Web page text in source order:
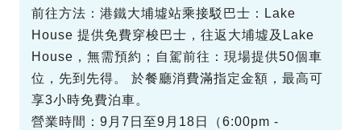
前往方法：港鐵大埔墟站乘接駁巴士：Lake
House 提供免費穿梭巴士，往返大埔墟及Lake
House，無需預約；自駕前往：現場提供50個車
位，先到先得。 於餐廳消費滿指定金額，最高可
享3小時免費泊車。
營業時間：9月7日至9月18日（6:00pm -